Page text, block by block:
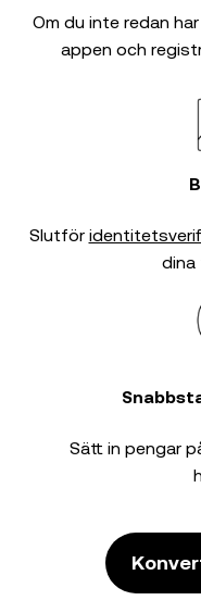
Om du inte redan
appen och
Slutför
dina
Sätt in pengar